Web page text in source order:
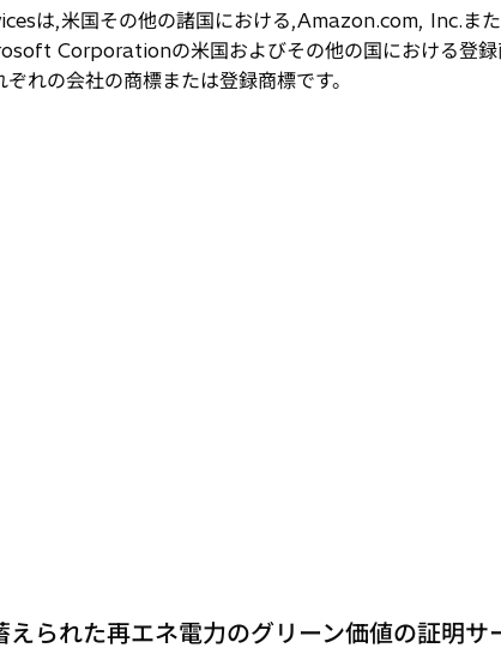
は,米国その他の諸国における,Amazon.com, Inc.また
Corporationの米国およびその他の国における登録
れの会社の商標または登録商標です。
られた再エネ電力のグリーン価値の証明